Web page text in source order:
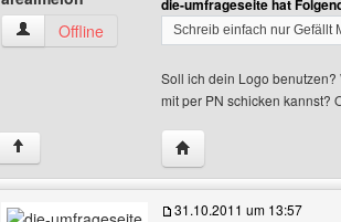
arealmelon Benutzer-Profile anzeigen
Offline
die-umfrageseite hat
Schreib einfach nur Gefällt
Soll ich dein Logo
mit per PN schicken kannst?
↑ Website dieses
31.10.2011 um 13:57